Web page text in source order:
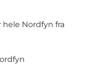
Nordfyn fra